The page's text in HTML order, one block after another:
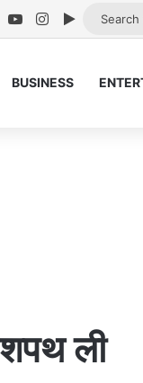
YouTubeInstagram
Google
BUSINESS
शपथ ली